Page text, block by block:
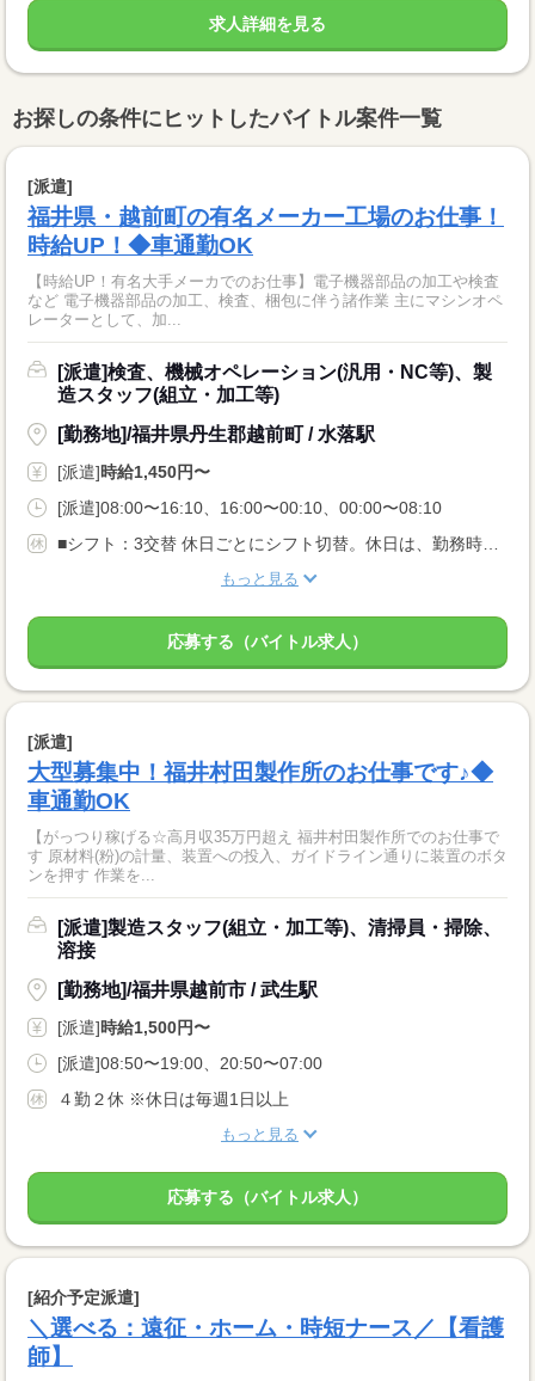
求人詳細を見る
お探しの条件にヒットしたバイトル案件一覧
[派遣]
福井県・越前町の有名メーカー工場のお仕事！
時給UP！◆車通勤OK
【時給UP！有名大手メーカでのお仕事】電子機器部品の加工や検査
など 電子機器部品の加工、検査、梱包に伴う諸作業 主にマシンオペ
レーターとして、加...
[派遣]検査、機械オペレーション(汎用・NC等)、製
造スタッフ(組立・加工等)
[勤務地]/福井県丹生郡越前町 / 水落駅
[派遣]時給1,450円〜
[派遣]08:00〜16:10、16:00〜00:10、00:00〜08:10
もっと見る
応募する（バイトル求人）
[派遣]
大型募集中！福井村田製作所のお仕事です♪◆
車通勤OK
【がっつり稼げる☆高月収35万円超え 福井村田製作所でのお仕事で
す 原材料(粉)の計量、装置への投入、ガイドライン通りに装置のボタ
ンを押す 作業を...
[派遣]製造スタッフ(組立・加工等)、清掃員・掃除、
溶接
[勤務地]/福井県越前市 / 武生駅
[派遣]時給1,500円〜
[派遣]08:50〜19:00、20:50〜07:00
４勤２休 ※休日は毎週1日以上
もっと見る
応募する（バイトル求人）
[紹介予定派遣]
＼選べる：遠征・ホーム・時短ナース／【看護
師】